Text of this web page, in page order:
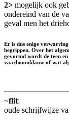
2> mogelijk ook
ondereind van de
geval men het
Er is dus enige verwarring
begrippen. Over het
gevormd wordt de teen
vaarboomklauw of wat
~flit:
oude schrijfwijze